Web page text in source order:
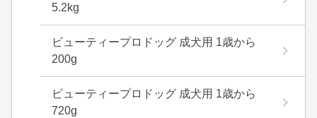
5.2kg
ビューティープロドッグ 成犬用 1歳から
200g
ビューティープロドッグ 成犬用 1歳から
720g